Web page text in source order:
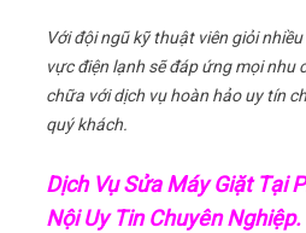
Với đội ngũ kỹ thuật viên giỏi
vực điện lạnh sẽ đáp ứng mọi nhu
chữa với dịch vụ hoàn hảo uy tín
quý khách.
Dịch Vụ Sửa Máy Giặt Tại
Nội Uy Tin Chuyên Nghiệp.